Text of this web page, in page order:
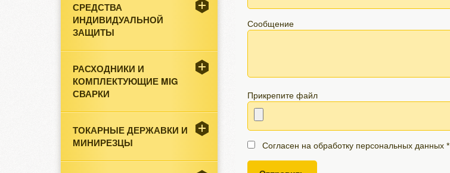
СРЕДСТВА
ИНДИВИДУАЛЬНОЙ
ЗАЩИТЫ
РАСХОДНИКИ И
КОМПЛЕКТУЮЩИЕ MIG
СВАРКИ
ТОКАРНЫЕ ДЕРЖАВКИ И
МИНИРЕЗЦЫ
Сообщение
Прикрепите файл
Согласен на обработку персональных данных *